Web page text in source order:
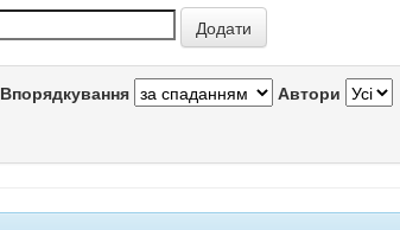
Впорядкування Автори